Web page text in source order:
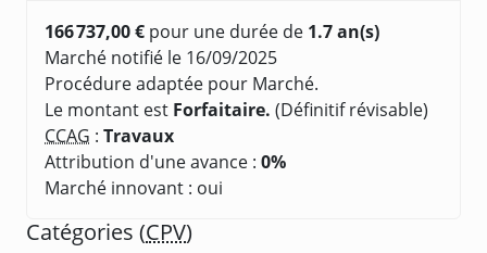
166 737,00 € pour une durée de 1.7 an(s)
Marché notifié le 16/09/2025
Procédure adaptée pour Marché.
Le montant est Forfaitaire. (Définitif révisable)
CCAG : Travaux
Attribution d'une avance : 0%
Marché innovant : oui
Catégories (CPV)